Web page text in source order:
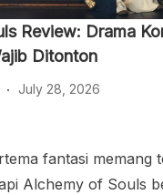
Review: Drama
Ditonton
July 28, 2026
fantasi memang
Alchemy of Souls